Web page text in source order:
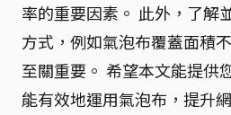
率的重要因素。 此外，了解
方式，例如氣泡布覆蓋面積
至關重要。 希望本文能提供
能有效地運用氣泡布，提升